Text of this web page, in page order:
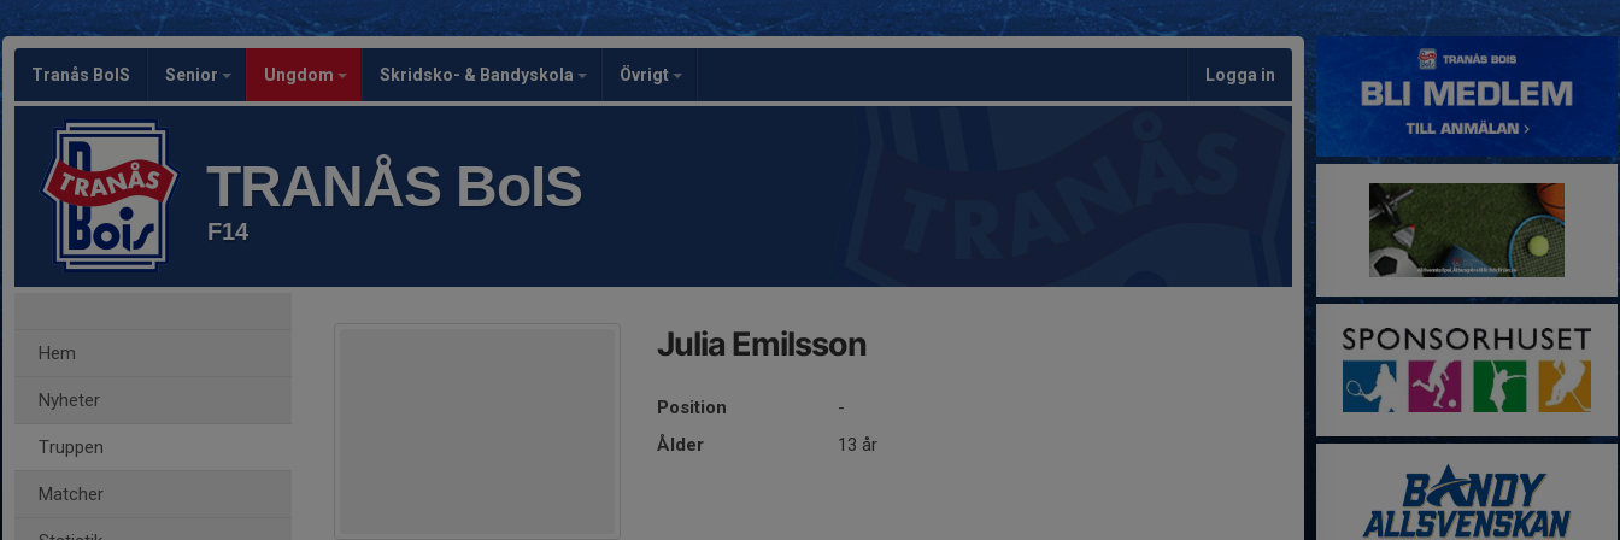
Tranås BoIS Senior Ungdom Skridsko- & Bandyskola Övrigt Logga in
TRANÅS BoIS
F14
Hem
Nyheter
Truppen
Matcher
Julia Emilsson
Position
-
Ålder
13 år